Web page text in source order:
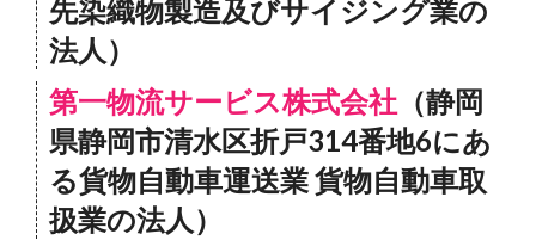
先染織物製造及びサイジング業の
法人）
第一物流サービス株式会社 （静岡
県静岡市清水区折戸314番地6にあ
る貨物自動車運送業 貨物自動車取
扱業の法人）